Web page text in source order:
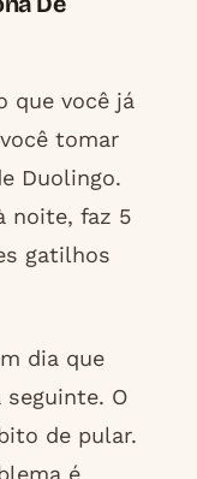
que você já
tomar
Duolingo.
noite, faz 5
gatilhos
dia que
O
de pular.
é